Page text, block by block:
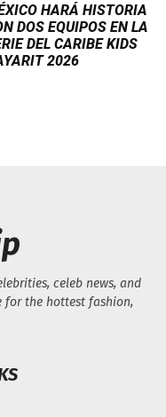
HARÁ HISTORIA
DOS EQUIPOS EN LA
DEL CARIBE KIDS
2026
celeb news, and
for the hottest fashion,